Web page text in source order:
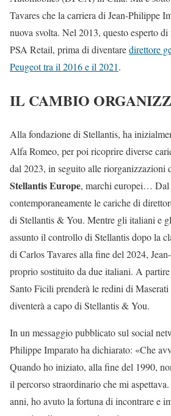
Tavares che la carriera di Jean-Philippe
nuova svolta. Nel 2013, questo esperto
PSA Retail, prima di diventaredirettore
Peugeot tra il 2016 e il 2021.
IL CAMBIO
Alla fondazione di Stellantis, ha
Alfa Romeo, per poi ricoprire diverse
dal 2023, in seguito alle riorganizzazioni
Stellantis Europe, marchi europei…
contemporaneamente le cariche di
di Stellantis & You. Mentre gli italiani e
assunto il controllo di Stellantis dopo la
di Carlos Tavares alla fine del 2024,
proprio sostituito da due italiani. A
Santo Ficili prenderà le redini di
diventerà a capo di Stellantis & You.
In un messaggio pubblicato sul social
Philippe Imparato ha dichiarato: «Che
Quando ho iniziato, alla fine del 1990,
il percorso straordinario che mi
anni, ho avuto la fortuna di incontrare e